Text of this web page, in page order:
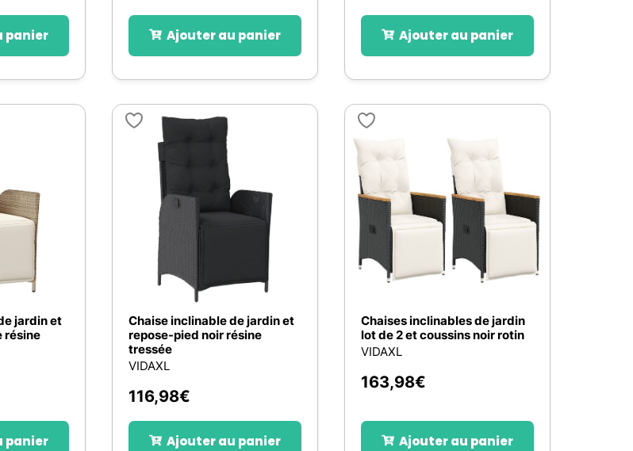
panier Ajouter au panier Ajouter au panier
jardin et
résine
panier
Chaise inclinable de jardin et
repose-pied noir résine
tressée
VIDAXL
116,98€
Ajouter au panier
Chaises inclinables de jardin
lot de 2 et coussins noir rotin
VIDAXL
163,98€
Ajouter au panier